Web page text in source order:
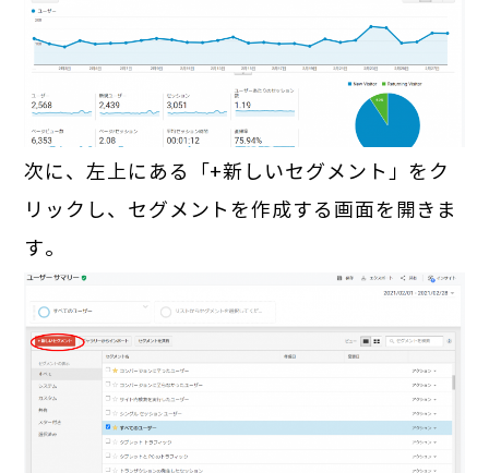
次に、左上にある「+新しいセグメント」をク
リックし、セグメントを作成する画面を開きま
す。